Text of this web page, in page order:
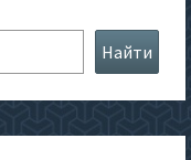
Найти